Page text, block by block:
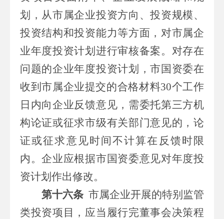
划，从市属企业投资方向、投资规模、
投资结构和投资能力等方面，对市属企
业年度投资计划进行审核备案。对存在
问题的企业年度投资计划，市国资委在
收到市属企业提交的合格材料30个工作
日内向企业反馈意见，需委托第三方机
构论证或征求市级有关部门意见的，论
证或征求意见时间不计算在反馈时限
内。企业应根据市国资委意见对年度投
资计划作出修改。
第十六条 市属企业开展的特别监管
类投资项目，应当履行完董事会决策程